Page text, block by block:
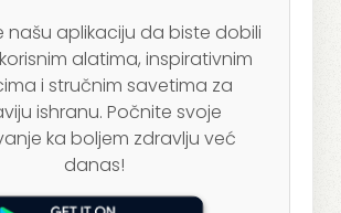
našu aplikaciju da biste dobili
alatima, inspirativnim
i stručnim savetima za
ishranu. Počnite svoje
ka boljem zdravlju već
danas!